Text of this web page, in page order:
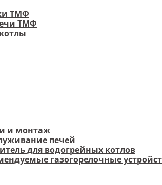
ТМФ
ТМФ
и монтаж
печей
для водогрейных котлов
газогорелочные